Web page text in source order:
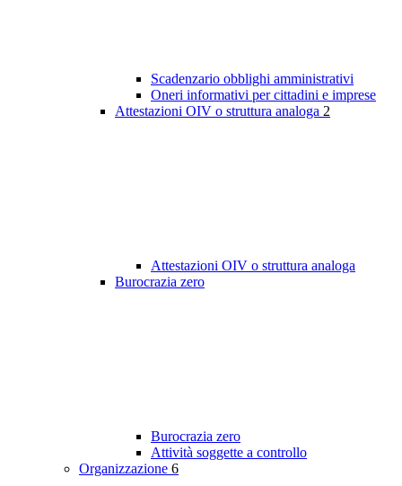
Scadenzario obblighi amministrativi
Oneri informativi per cittadini e imprese
Attestazioni OIV o struttura analoga 2
Attestazioni OIV o struttura analoga
Burocrazia zero
Burocrazia zero
Attività soggette a controllo
Organizzazione 6